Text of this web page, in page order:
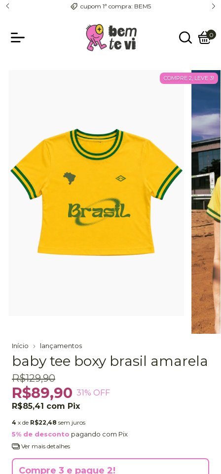
entrega com rastreio pra todo o país
0
COMPRE 2, LEVE 3!
Início lançamentos
baby tee boxy brasil amarela
R$129,90
R$89,90 31% OFF
R$85,41 com Pix
4 x de R$22,48 sem juros
5% de desconto pagando com Pix
Ver mais detalhes
Compre 3 e pague 2!